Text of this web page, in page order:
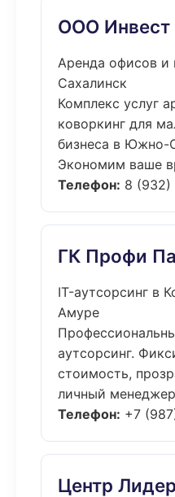
ООО Инвест
Аренда офисов
Сахалинск
Комплекс услуг
коворкинг для
бизнеса в Южно-
Экономим ваше
Телефон: 8 (932)
ГК Профи
IT-аутсорсинг в
Амуре
аутсорсинг.
стоимость,
личный
Телефон: +7
Центр